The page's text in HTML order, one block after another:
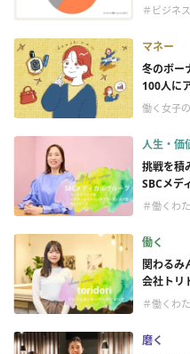
＃ビジネ
マネー
冬のボー
100人に
働く女子
人生・価
挑戦を積
SBCメデ
＃働くわ
働く
関わるみ
会社トリ
＃働くわ
磨く